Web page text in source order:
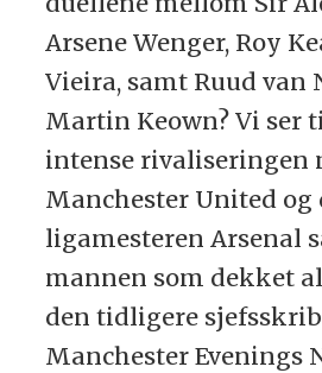
Arsene Wenger, Roy
Vieira, samt Ruud van
Martin Keown? Vi ser
intense rivaliseringen
Manchester United og
ligamesteren Arsenal
mannen som dekket
den tidligere
Manchester Evenings